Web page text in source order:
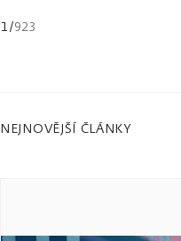
1/923
NEJNOVĚJŠÍ ČLÁNKY